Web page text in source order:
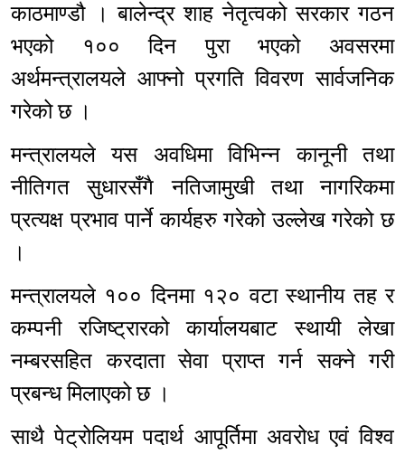
काठमाण्डौ । बालेन्द्र शाह नेतृत्वको सरकार गठन
भएको १०० दिन पुरा भएको अवसरमा
अर्थमन्त्रालयले आफ्नो प्रगति विवरण सार्वजनिक
गरेको छ ।
मन्त्रालयले यस अवधिमा विभिन्न कानूनी तथा
नीतिगत सुधारसँगै नतिजामुखी तथा नागरिकमा
प्रत्यक्ष प्रभाव पार्ने कार्यहरु गरेको उल्लेख गरेको छ
।
मन्त्रालयले १०० दिनमा १२० वटा स्थानीय तह र
कम्पनी रजिष्ट्रारको कार्यालयबाट स्थायी लेखा
नम्बरसहित करदाता सेवा प्राप्त गर्न सक्ने गरी
प्रबन्ध मिलाएको छ ।
साथै पेट्रोलियम पदार्थ आपूर्तिमा अवरोध एवं विश्व